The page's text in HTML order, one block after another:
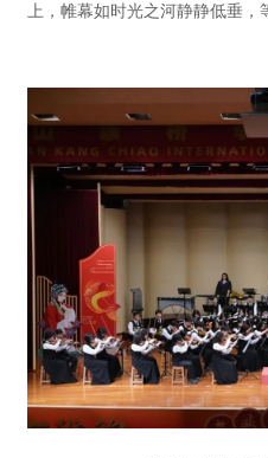
上，帷幕如时光之河静静低垂，